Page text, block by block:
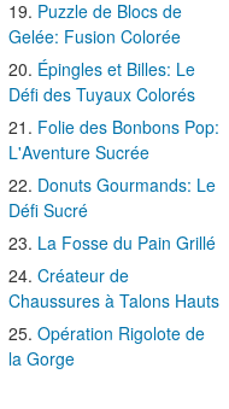
Puzzle de Blocs de
Gelée: Fusion Colorée
Épingles et Billes: Le
Défi des Tuyaux Colorés
Folie des Bonbons Pop:
L'Aventure Sucrée
Donuts Gourmands: Le
Défi Sucré
La Fosse du Pain Grillé
Créateur de
Chaussures à Talons Hauts
Opération Rigolote de
la Gorge